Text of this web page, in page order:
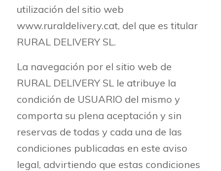
utilización del sitio web
www.ruraldelivery.cat, del que es titular
RURAL DELIVERY SL.
La navegación por el sitio web de
RURAL DELIVERY SL le atribuye la
condición de USUARIO del mismo y
comporta su plena aceptación y sin
reservas de todas y cada una de las
condiciones publicadas en este aviso
legal, advirtiendo que estas condiciones